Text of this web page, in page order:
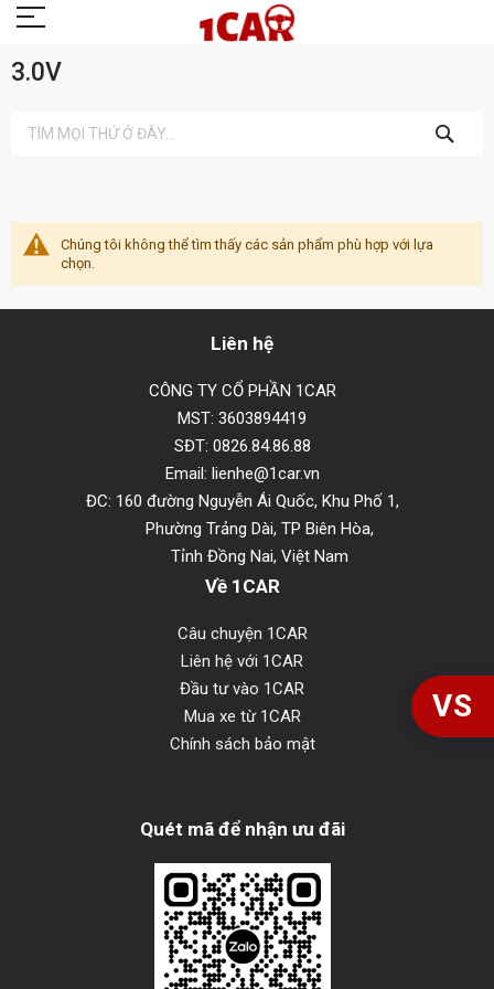
3.0V
KIẾM
Chúng tôi không thể tìm thấy các sản phẩm phù hợp với lựa
chọn.
Liên hệ
CÔNG TY CỔ PHẦN 1CAR
MST: 3603894419
SĐT: 0826.84.86.88
Email: lienhe@1car.vn
ĐC: 160 đường Nguyễn Ái Quốc, Khu Phố 1,
Phường Trảng Dài, TP Biên Hòa,
Tỉnh Đồng Nai, Việt Nam
Về 1CAR
Câu chuyện 1CAR
Liên hệ với 1CAR
Đầu tư vào 1CAR
Mua xe từ 1CAR
Chính sách bảo mật
Quét mã để nhận ưu đãi
VS